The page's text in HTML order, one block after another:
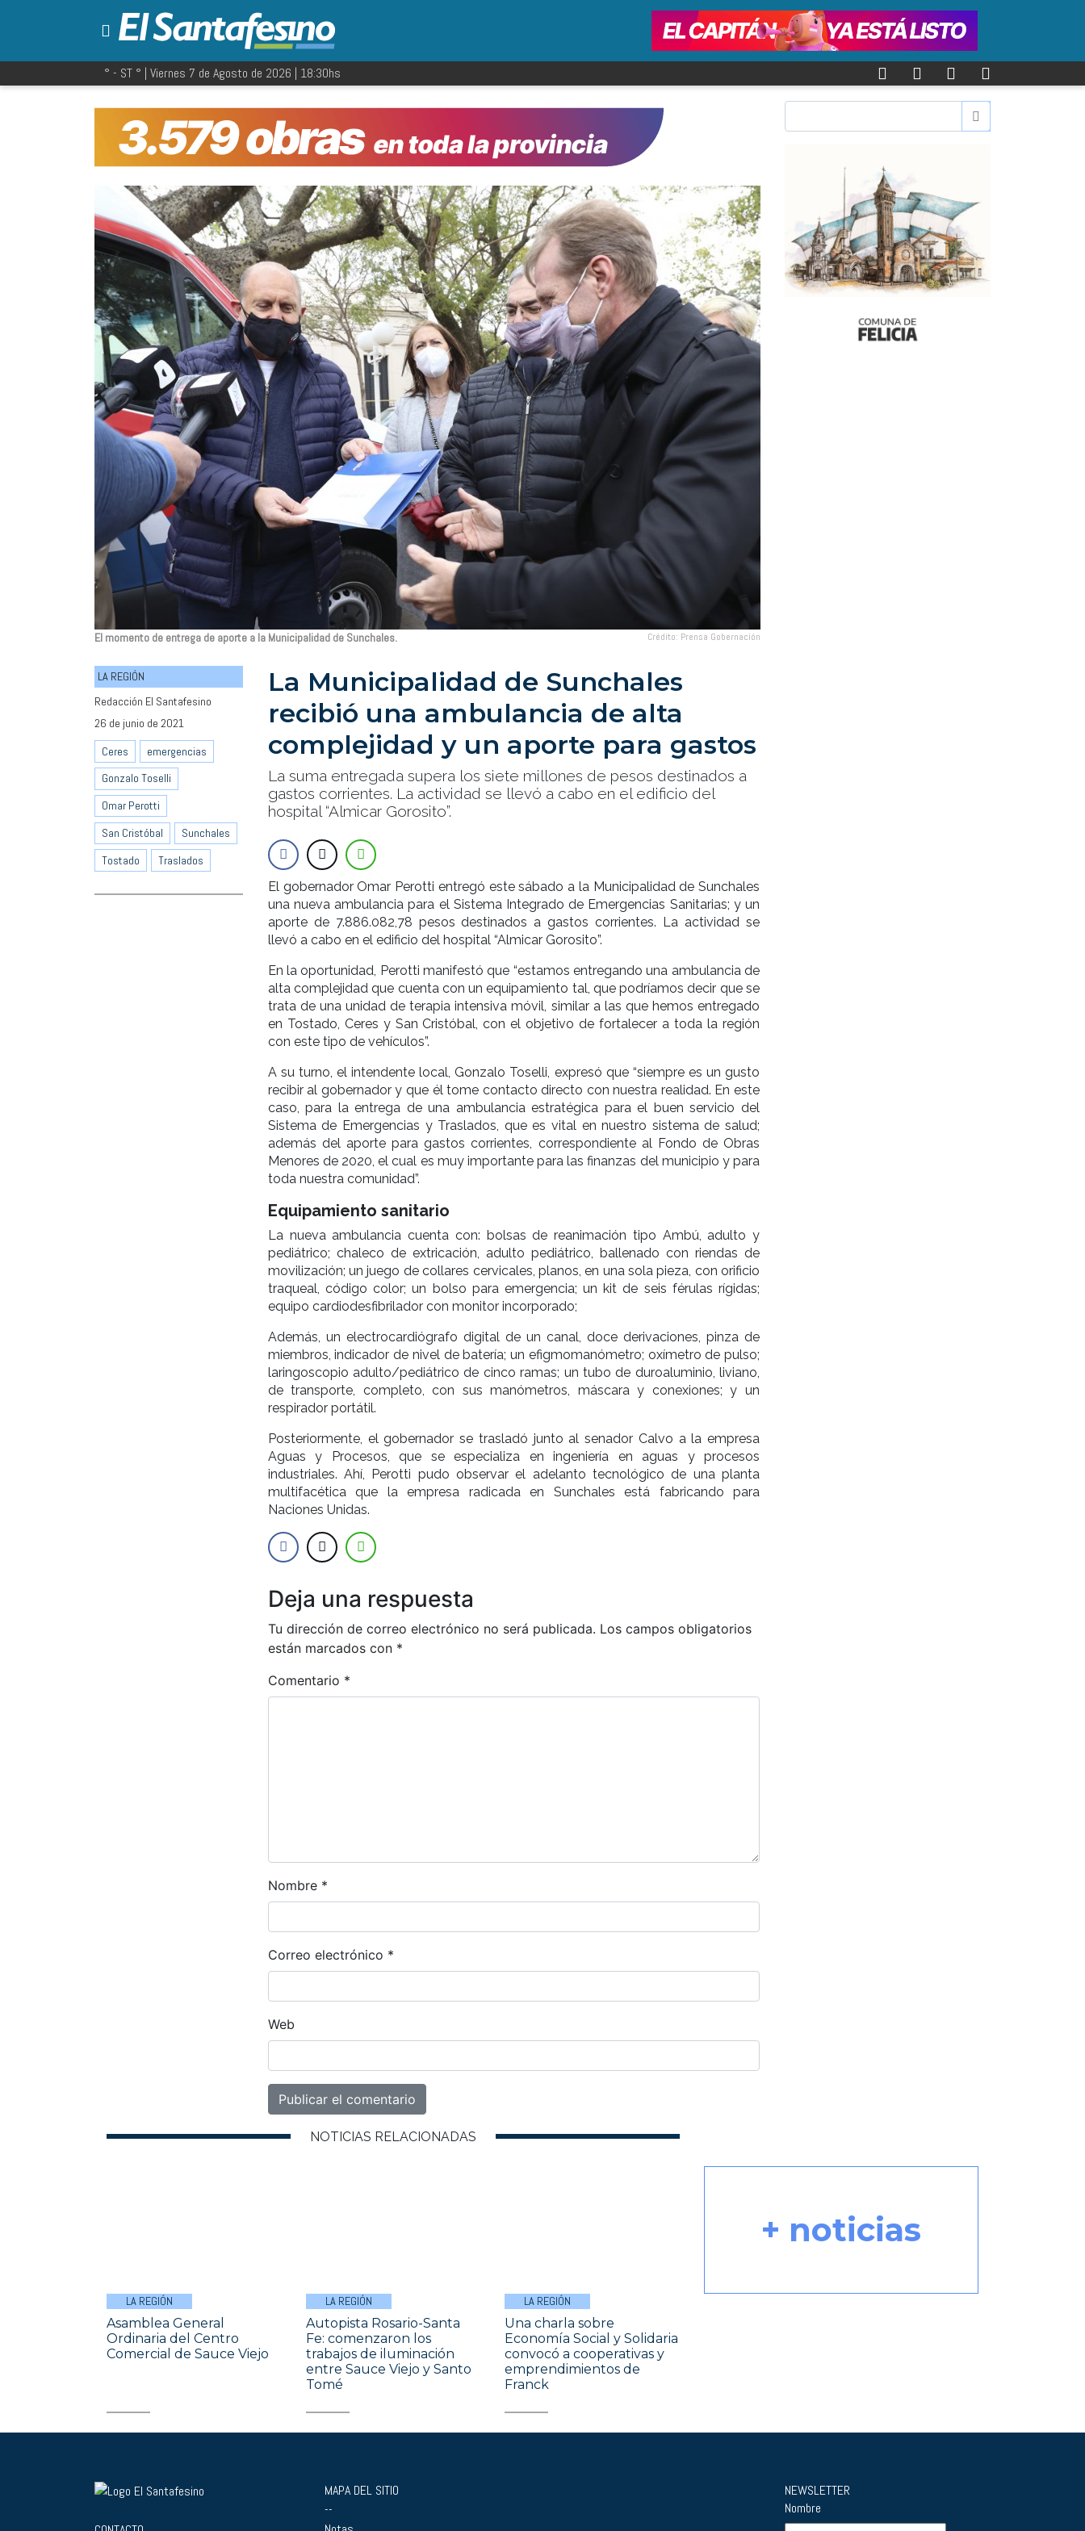
° - ST ° | Viernes 7 de Agosto de 2026 | 18:30hs
El momento de entrega de aporte a la Municipalidad de Sunchales. Crédito: Prensa Gobernación
LA REGIÓN
Redacción El Santafesino
26 de junio de 2021
Ceres
emergencias
Gonzalo Toselli
Omar Perotti
San Cristóbal
Sunchales
Tostado
Traslados
La Municipalidad de Sunchales
recibió una ambulancia de alta
complejidad y un aporte para gastos
La suma entregada supera los siete millones de pesos destinados a
gastos corrientes. La actividad se llevó a cabo en el edificio del
hospital “Almicar Gorosito”.
El gobernador Omar Perotti entregó este sábado a la Municipalidad de Sunchales
una nueva ambulancia para el Sistema Integrado de Emergencias Sanitarias; y un
aporte de 7.886.082,78 pesos destinados a gastos corrientes. La actividad se
llevó a cabo en el edificio del hospital “Almicar Gorosito”.
En la oportunidad, Perotti manifestó que “estamos entregando una ambulancia de
alta complejidad que cuenta con un equipamiento tal, que podríamos decir que se
trata de una unidad de terapia intensiva móvil, similar a las que hemos entregado
en Tostado, Ceres y San Cristóbal, con el objetivo de fortalecer a toda la región
con este tipo de vehículos”.
A su turno, el intendente local, Gonzalo Toselli, expresó que “siempre es un gusto
recibir al gobernador y que él tome contacto directo con nuestra realidad. En este
caso, para la entrega de una ambulancia estratégica para el buen servicio del
Sistema de Emergencias y Traslados, que es vital en nuestro sistema de salud;
además del aporte para gastos corrientes, correspondiente al Fondo de Obras
Menores de 2020, el cual es muy importante para las finanzas del municipio y para
toda nuestra comunidad”.
Equipamiento sanitario
La nueva ambulancia cuenta con: bolsas de reanimación tipo Ambú, adulto y
pediátrico; chaleco de extricación, adulto pediátrico, ballenado con riendas de
movilización; un juego de collares cervicales, planos, en una sola pieza, con orificio
traqueal, código color; un bolso para emergencia; un kit de seis férulas rígidas;
equipo cardiodesfibrilador con monitor incorporado;
Además, un electrocardiógrafo digital de un canal, doce derivaciones, pinza de
miembros, indicador de nivel de batería; un efigmomanómetro; oxímetro de pulso;
laringoscopio adulto/pediátrico de cinco ramas; un tubo de duroaluminio, liviano,
de transporte, completo, con sus manómetros, máscara y conexiones; y un
respirador portátil.
Posteriormente, el gobernador se trasladó junto al senador Calvo a la empresa
Aguas y Procesos, que se especializa en ingeniería en aguas y procesos
industriales. Ahí, Perotti pudo observar el adelanto tecnológico de una planta
multifacética que la empresa radicada en Sunchales está fabricando para
Naciones Unidas.
Deja una respuesta
Tu dirección de correo electrónico no será publicada. Los campos obligatorios
están marcados con *
Comentario *
Nombre *
Correo electrónico *
Web
NOTICIAS RELACIONADAS
LA REGIÓN
Asamblea General
Ordinaria del Centro
Comercial de Sauce Viejo
LA REGIÓN
Autopista Rosario-Santa
Fe: comenzaron los
trabajos de iluminación
entre Sauce Viejo y Santo
Tomé
LA REGIÓN
Una charla sobre
Economía Social y Solidaria
convocó a cooperativas y
emprendimientos de
Franck
+ noticias
MAPA DEL SITIO
--
NEWSLETTER
Nombre